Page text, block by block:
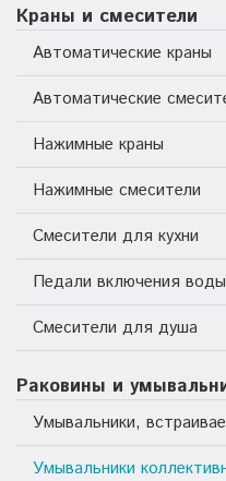
Краны и смесители
Автоматические краны
Автоматические
Нажимные краны
Нажимные смесители
Смесители для кухни
Педали включения воды
Смесители для душа
Раковины и
Умывальники,
Умывальники